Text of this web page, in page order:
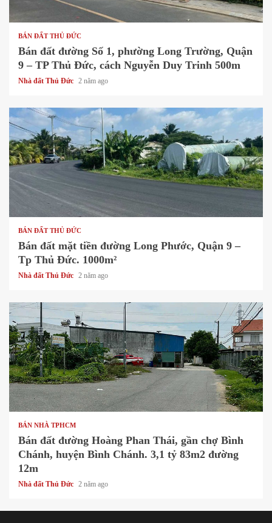
1 min read
BÁN ĐẤT THỦ ĐỨC
Bán đất đường Số 1, phường Long Trường, Quận
9 – TP Thủ Đức, cách Nguyễn Duy Trinh 500m
Nhà đất Thủ Đức 2 năm ago
1 min read
BÁN ĐẤT THỦ ĐỨC
Bán đất mặt tiền đường Long Phước, Quận 9 –
Tp Thủ Đức. 1000m²
Nhà đất Thủ Đức 2 năm ago
1 min read
BÁN NHÀ TPHCM
Bán đất đường Hoàng Phan Thái, gần chợ Bình
Chánh, huyện Bình Chánh. 3,1 tỷ 83m2 đường
12m
Nhà đất Thủ Đức 2 năm ago